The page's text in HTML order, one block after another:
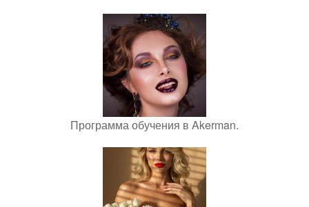
Программа обучения в Akerman.